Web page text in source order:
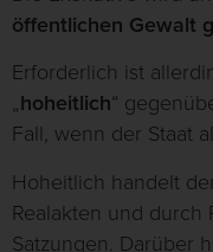
öffentlichen Gewalt
Erforderlich ist
„hoheitlich“
Fall, wenn der Staat
Hoheitlich handelt
Realakten und
Satzungen. Darüber